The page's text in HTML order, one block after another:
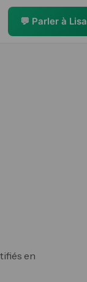
💬 Parler à Lisa
en